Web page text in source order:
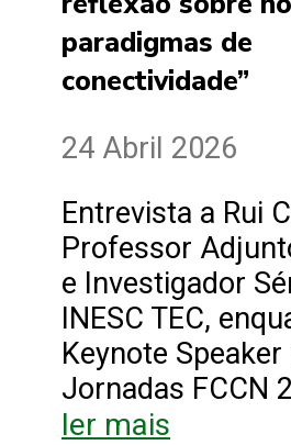
paradigmas de
conectividade”
24 Abril 2026
Entrevista a Rui
Professor
e Investigador
INESC TEC,
Keynote Speaker
Jornadas FCCN
ler mais